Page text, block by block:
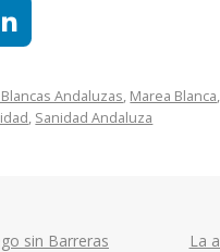
Andaluzas, Marea Blanca,
, Sanidad Andaluza
sin Barreras
La